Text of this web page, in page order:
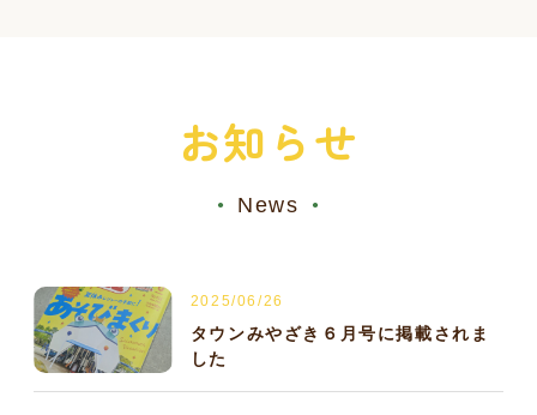
お知らせ
● News ●
2025/06/26
タウンみやざき６月号に掲載されま
した